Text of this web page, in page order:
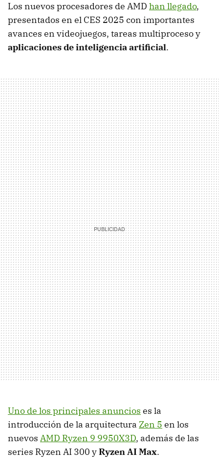
Los nuevos procesadores de AMD han llegado,
presentados en el CES 2025 con importantes
avances en videojuegos, tareas multiproceso y
aplicaciones de inteligencia artificial.
Uno de los principales anuncios es la
introducción de la arquitectura Zen 5 en los
nuevos AMD Ryzen 9 9950X3D, además de las
series Ryzen AI 300 yRyzen AI Max.